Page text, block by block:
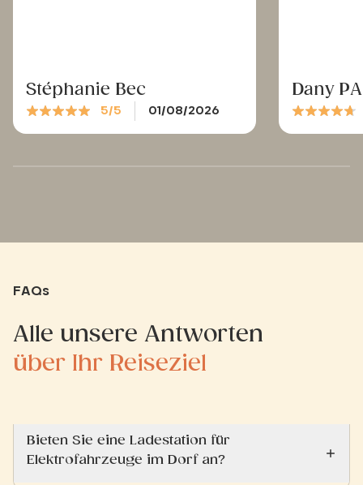
Stéphanie Bec
5/5 01/08/2026
Dany
FAQs
Alle unsere Antworten
über Ihr Reiseziel
Bieten Sie eine Ladestation für
Elektrofahrzeuge im Dorf an?